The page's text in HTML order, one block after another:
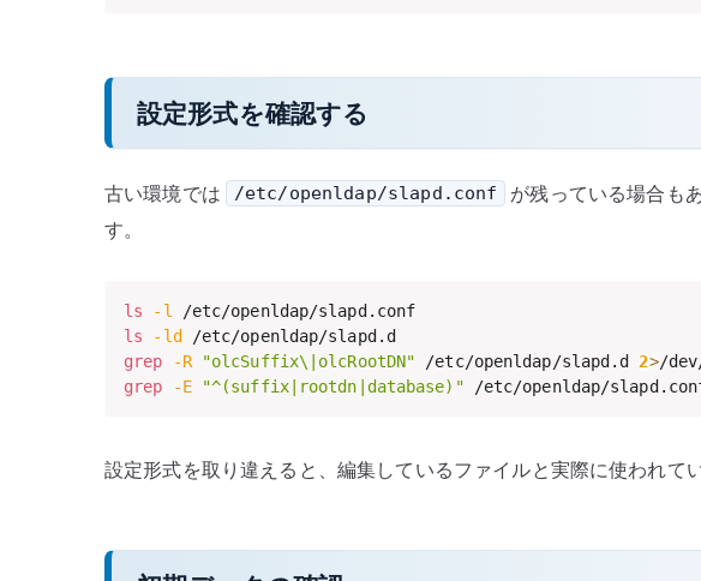
設定形式を確認する
古い環境では /etc/openldap/slapd.conf が残っている場合も
す。
ls -l
ls
-ld
grep
-R "olcSuffix\|olcRootDN" /etc/openldap/slapd.d 2>
grep
-E "^(suffix|rootdn|database)" /etc/openldap/
設定形式を取り違えると、編集しているファイルと実際に使われて